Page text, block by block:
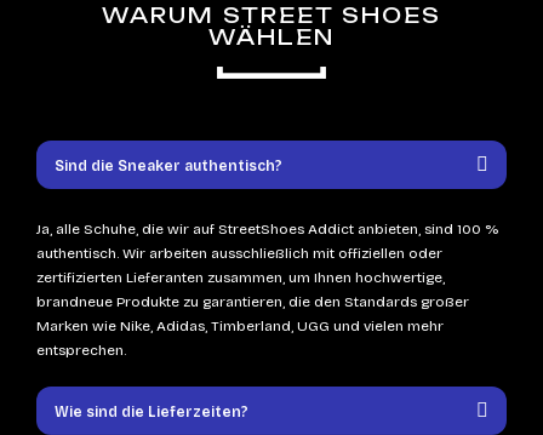
WARUM STREET SHOES
WÄHLEN
Sind die Sneaker authentisch?
Ja, alle Schuhe, die wir auf StreetShoes Addict anbieten, sind 100 %
authentisch. Wir arbeiten ausschließlich mit offiziellen oder
zertifizierten Lieferanten zusammen, um Ihnen hochwertige,
brandneue Produkte zu garantieren, die den Standards großer
Marken wie Nike, Adidas, Timberland, UGG und vielen mehr
entsprechen.
Wie sind die Lieferzeiten?